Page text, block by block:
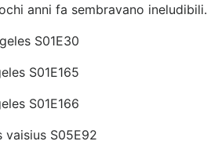
anni fa sembravano ineludibili.
S01E30
S01E165
S01E166
vaisius S05E92